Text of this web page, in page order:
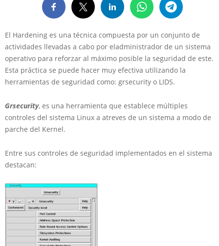
El Hardening es una técnica compuesta por un conjunto de
actividades llevadas a cabo por eladministrador de un sistema
operativo para reforzar al máximo posible la seguridad de este.
Esta práctica se puede hacer muy efectiva utilizando la
herramientas de seguridad como: grsecurity o LIDS.
Grsecurity, es una herramienta que establece múltiples
controles del sistema Linux a atreves de un sistema a modo de
parche del Kernel.
Entre sus controles de seguridad implementados en el sistema
destacan: